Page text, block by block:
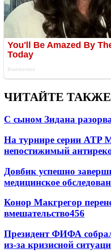
ЧИТАЙТЕ ТАКЖЕ
С сыном Зидана
На турнире серии ATP
непостижимый
Довбик успешно
медицинское
Конор Макгрегор
вмешательство456
Президент ФИФА
из-за кризисной